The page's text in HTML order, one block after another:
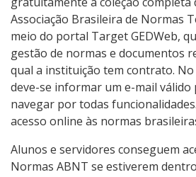
Repositório Institucional
Associação Brasileira de Normas
meio do portal Target GEDWeb,
gestão de normas e documentos
qual a instituição tem contrato.
deve-se informar um e-mail válido
navegar por todas
acesso online às normas
Alunos e servidores conseguem
Normas ABNT se estiverem